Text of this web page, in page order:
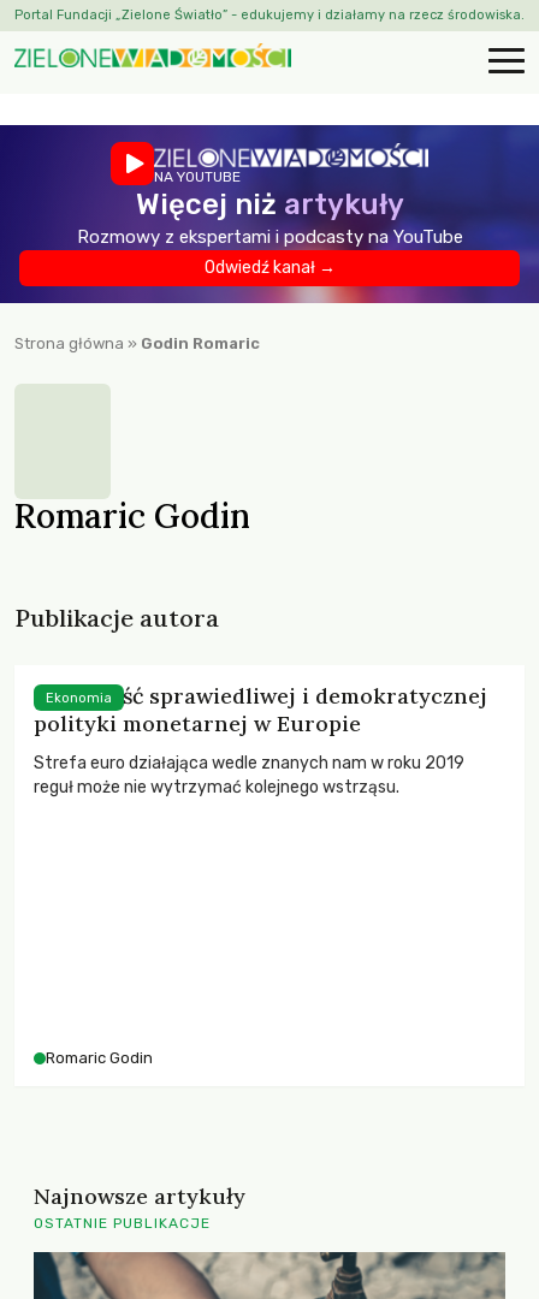
Portal Fundacji „Zielone Światło” - edukujemy i działamy na rzecz środowiska.
NA YOUTUBE
Więcej niż artykuły
Rozmowy z ekspertami i podcasty na YouTube
Odwiedź kanał →
Strona główna » Godin Romaric
Romaric Godin
Publikacje autora
Przyszłość sprawiedliwej i demokratycznej
polityki monetarnej w Europie
Strefa euro działająca wedle znanych nam w roku 2019
reguł może nie wytrzymać kolejnego wstrząsu.
Romaric Godin
Ekonomia
Najnowsze artykuły
OSTATNIE PUBLIKACJE